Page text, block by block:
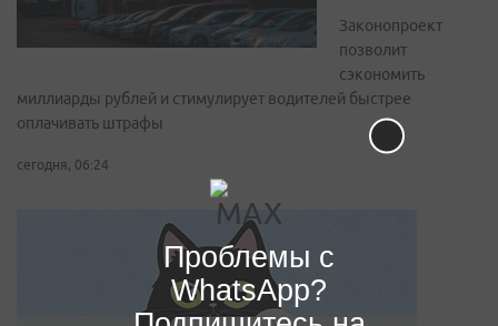
Законопроект
позволит
сэкономить
миллиарды рублей и стимулирует водителей быстрее
оплачивать штрафы
сегодня, 06:24
Проблемы с
WhatsApp?